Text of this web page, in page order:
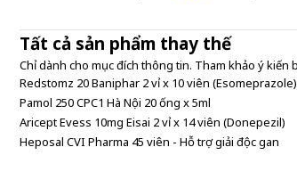
Tất cả sản phẩm thay thế
Chỉ dành cho mục đích thông tin. Tham khảo ý
Redstomz 20 Baniphar 2 vỉ x 10 viên (Esomeprazole)
Pamol 250 CPC1 Hà Nội 20 ống x 5ml
Aricept Evess 10mg Eisai 2 vỉ x 14 viên (Donepezil)
Heposal CVI Pharma 45 viên - Hỗ trợ giải độc gan